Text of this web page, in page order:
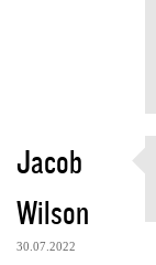
Jacob
Wilson
30.07.2022